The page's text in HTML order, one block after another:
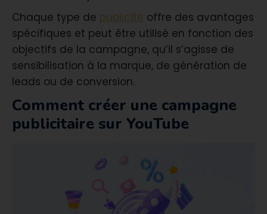
Chaque type de publicité offre des avantages
spécifiques et peut être utilisé en fonction des
objectifs de la campagne, qu’il s’agisse de
sensibilisation à la marque, de génération de
leads ou de conversion.
Comment créer une campagne
publicitaire sur YouTube